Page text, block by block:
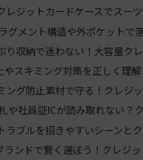
レジットカードケースでスー
グメント構造や外ポケットで
り収納で迷わない！大容量ク
やスキミング対策を正しく理
ング防止素材で守る！クレジ
や社員証ICが読み取れない？
ラブルを招きやすいシーンと
ランドで賢く選ぼう！クレジ